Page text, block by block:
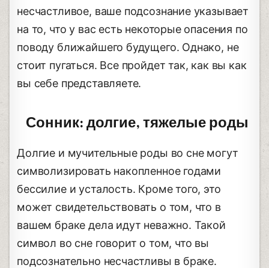
несчастливое, ваше подсознание указывает
на то, что у вас есть некоторые опасения по
поводу ближайшего будущего. Однако, не
стоит пугаться. Все пройдет так, как вы как
вы себе представляете.
Сонник: долгие, тяжелые роды
Долгие и мучительные роды во сне могут
символизировать накопленное годами
бессилие и усталость. Кроме того, это
может свидетельствовать о том, что в
вашем браке дела идут неважно. Такой
символ во сне говорит о том, что вы
подсознательно несчастливы в браке.